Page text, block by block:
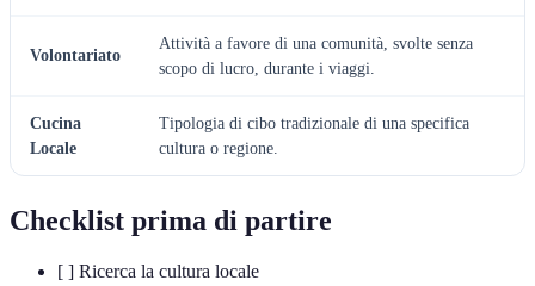
Volontariato
Attività a favore di una comunità, svolte senza
scopo di lucro, durante i viaggi.
Cucina
Locale
Tipologia di cibo tradizionale di una specifica
cultura o regione.
Checklist prima di partire
[ ] Ricerca la cultura locale